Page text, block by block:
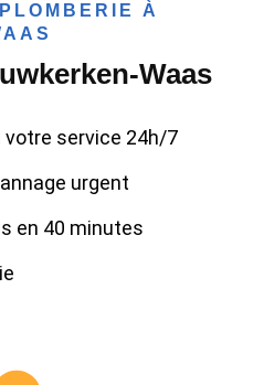
À
Waas
votre service 24h/7
urgent
en 40 minutes